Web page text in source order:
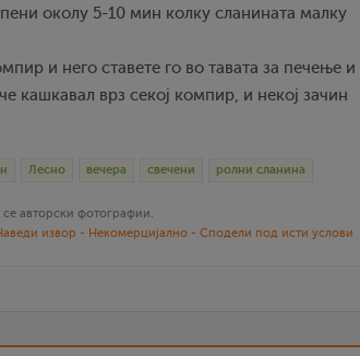
околу 5-10 мин колку сланината малку
и него ставете го во тавата за печење и
кашкавал врз секој компир, и некој зачин
Лесно вечера свечени ролни сланина
авторски фотографии.
извор - Некомерцијално - Сподели под исти услови